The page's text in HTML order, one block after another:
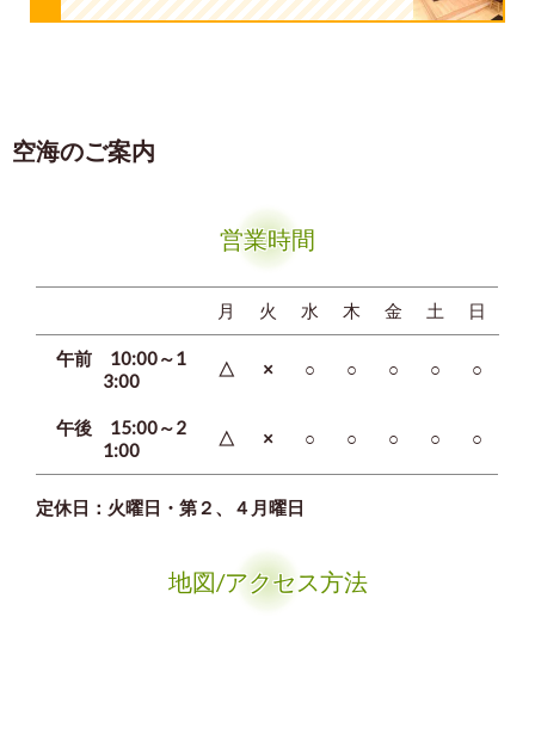
空海のご案内
営業時間
月 火 水 木 金 土 日
午前 10:00～1
3:00
△ × ○ ○ ○ ○ ○
午後 15:00～2
1:00
△ × ○ ○ ○ ○ ○
定休日：火曜日 ・ 第２、４月曜日
地図/アクセス方法